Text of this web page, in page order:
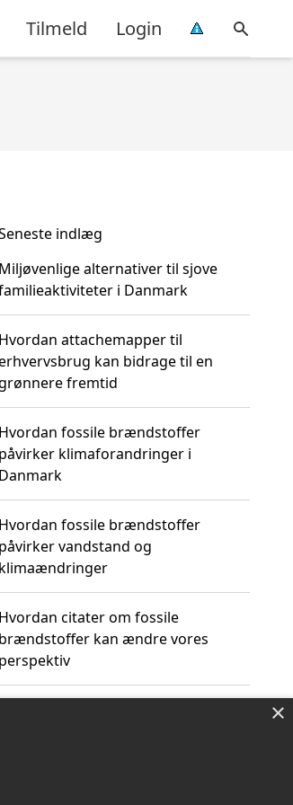
Tilmeld Login
indlæg
Miljøvenlige alternativer til sjove
i Danmark
Hvordan attachemapper til
kan bidrage til en
fremtid
Hvordan fossile brændstoffer
påvirker klimaforandringer i
Danmark
Hvordan fossile brændstoffer
påvirker vandstand og
klimaændringer
Hvordan citater om fossile
brændstoffer kan ændre vores
perspektiv
×